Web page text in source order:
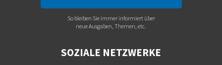
So bleiben Sie immer informiert über
neue Ausgaben, Themen, etc.
SOZIALE NETZWERKE